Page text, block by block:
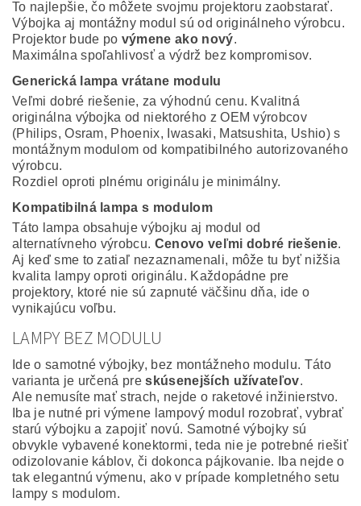
To najlepšie, čo môžete svojmu projektoru zaobstarať.
Výbojka aj montážny modul sú od originálneho výrobcu.
Projektor bude po výmene ako nový.
Maximálna spoľahlivosť a výdrž bez kompromisov.
Generická lampa vrátane modulu
Veľmi dobré riešenie, za výhodnú cenu. Kvalitná
originálna výbojka od niektorého z OEM výrobcov
(Philips, Osram, Phoenix, Iwasaki, Matsushita, Ushio) s
montážnym modulom od kompatibilného autorizovaného
výrobcu.
Rozdiel oproti plnému originálu je minimálny.
Kompatibilná lampa s modulom
Táto lampa obsahuje výbojku aj modul od
alternatívneho výrobcu. Cenovo veľmi dobré riešenie.
Aj keď sme to zatiaľ nezaznamenali, môže tu byť nižšia
kvalita lampy oproti originálu. Každopádne pre
projektory, ktoré nie sú zapnuté väčšinu dňa, ide o
vynikajúcu voľbu.
LAMPY BEZ MODULU
Ide o samotné výbojky, bez montážneho modulu. Táto
varianta je určená preskúsenejších užívateľov.
Ale nemusíte mať strach, nejde o raketové inžinierstvo.
Iba je nutné pri výmene lampový modul rozobrať, vybrať
starú výbojku a zapojiť novú. Samotné výbojky sú
obvykle vybavené konektormi, teda nie je potrebné riešiť
odizolovanie káblov, či dokonca pájkovanie. Iba nejde o
tak elegantnú výmenu, ako v prípade kompletného setu
lampy s modulom.